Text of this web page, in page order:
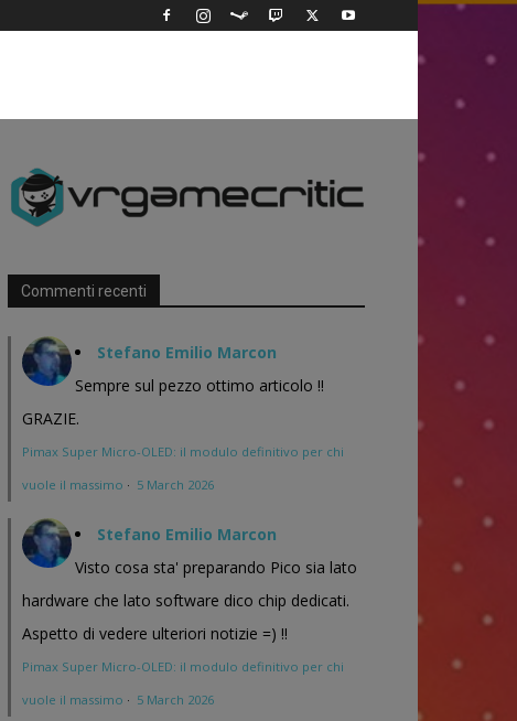
Commenti recenti
Stefano Emilio Marcon
Sempre sul pezzo ottimo articolo !!
GRAZIE.
Pimax Super Micro-OLED: il modulo definitivo per chi
vuole il massimo · 5 March 2026
Stefano Emilio Marcon
Visto cosa sta' preparando Pico sia lato
hardware che lato software dico chip dedicati.
Aspetto di vedere ulteriori notizie =) !!
Pimax Super Micro-OLED: il modulo definitivo per chi
vuole il massimo · 5 March 2026